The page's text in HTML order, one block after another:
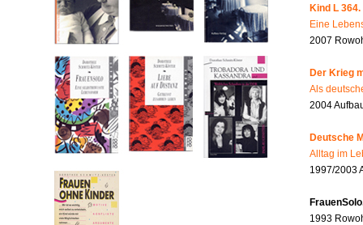
Kind L 364.
Eine
2007
Der Krieg
Als
2004
Deutsche
Alltag im
1997/2003
1993